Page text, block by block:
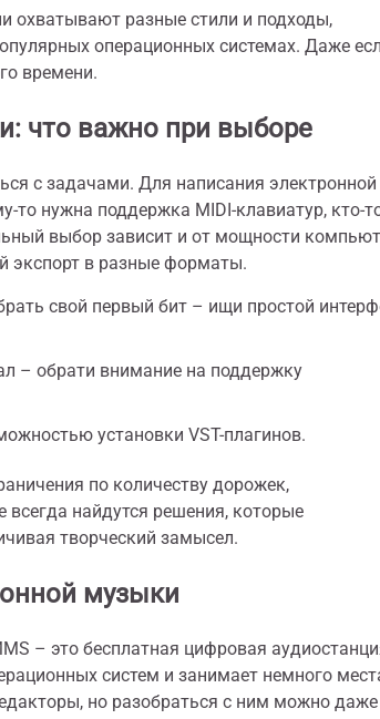
охватывают разные стили и подходы,
операционных системах. Даже
времени.
что важно при выборе
с задачами. Для написания электронной
нужна поддержка MIDI-клавиатур, кто-
выбор зависит и от мощности
экспорт в разные форматы.
свой первый бит – ищи простой
– обрати внимание на поддержку
установки VST-плагинов.
по количеству дорожек,
найдутся решения, которые
творческий замысел.
музыки
– это бесплатная цифровая
систем и занимает немного
но разобраться с ним можно даже